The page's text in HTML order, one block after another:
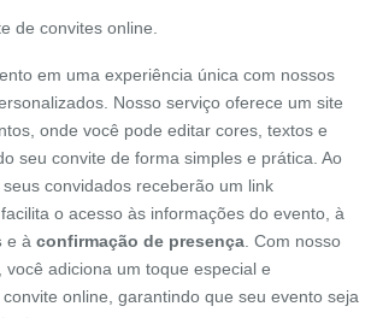
de convites online.
em uma experiência única com nossos
Nosso serviço oferece um site
onde você pode editar cores, textos e
seu convite de forma simples e prática. Ao
convidados receberão um link
o acesso às informações do evento, à
e à confirmação de presença . Com nosso
, você adiciona um toque especial e
online, garantindo que seu evento seja